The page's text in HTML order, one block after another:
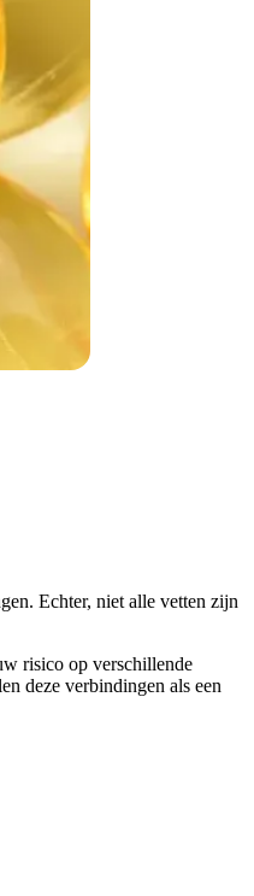
Echter, niet alle vetten zijn
risico op verschillende
deze verbindingen als een